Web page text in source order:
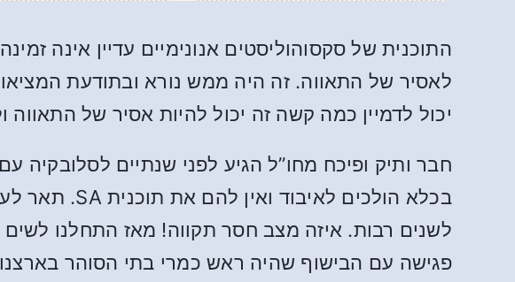
התוכנית של סקסוהוליסטים אנונימיים עדיין אינה
לאסיר של התאווה. זה היה ממש נורא ובתודעת
יכול לדמיין כמה קשה זה יכול להיות אסיר של התאווה
חבר ותיק ופיכח מחו”ל הגיע לפני שנתיים
לשנים רבות. איזה מצב חסר תקווה! מאז התחלנו